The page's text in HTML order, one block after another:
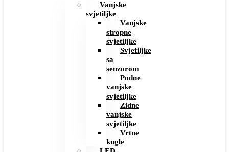
Vanjske
svjetiljke
Vanjske
stropne
svjetiljke
Svjetiljke
sa
senzorom
Podne
vanjske
svjetiljke
Zidne
vanjske
svjetiljke
Vrtne
kugle